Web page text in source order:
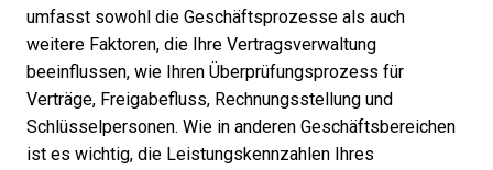
umfasst sowohl die Geschäftsprozesse als auch
weitere Faktoren, die Ihre Vertragsverwaltung
beeinflussen, wie Ihren Überprüfungsprozess für
Verträge, Freigabefluss, Rechnungsstellung und
Schlüsselpersonen. Wie in anderen Geschäftsbereichen
ist es wichtig, die Leistungskennzahlen Ihres